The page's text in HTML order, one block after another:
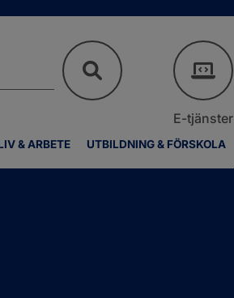
& ARBETE UTBILDNING & FÖRSKOLA
E-tjänster